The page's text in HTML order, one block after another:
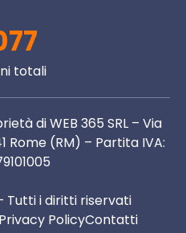
totali
di WEB 365 SRL – Via
Rome (RM) – Partita IVA:
Tutti i diritti riservati
Privacy PolicyContatti